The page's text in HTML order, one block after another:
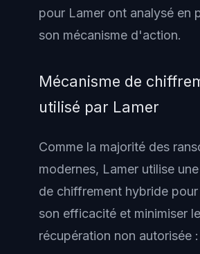
pour Lamer ont analysé en
son mécanisme d'action.
Mécanisme de
utilisé par Lamer
Comme la majorité des
modernes, Lamer utilise
de chiffrement hybride pour
son efficacité et minimiser
récupération non autorisée :